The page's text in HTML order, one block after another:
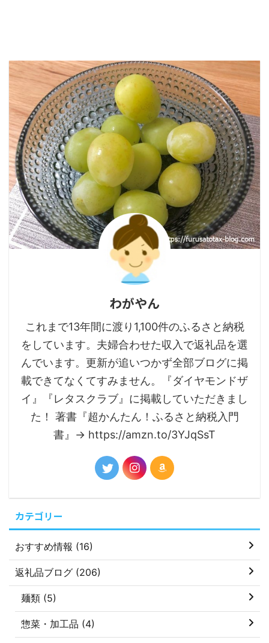
わがやん
これまで13年間に渡り1,100件のふるさと納税
をしています。夫婦合わせた収入で返礼品を選
んでいます。更新が追いつかず全部ブログに掲
載できてなくてすみません。『ダイヤモンドザ
イ』『レタスクラブ』に掲載していただきまし
た！ 著書『超かんたん！ふるさと納税入門
書』→ https://amzn.to/3YJqSsT
カテゴリー
おすすめ情報 (16)
返礼品ブログ (206)
麺類 (5)
惣菜・加工品 (4)